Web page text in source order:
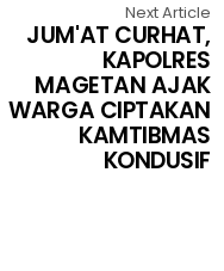
Next Article
JUM'AT CURHAT,
KAPOLRES
MAGETAN AJAK
WARGA CIPTAKAN
KAMTIBMAS
KONDUSIF